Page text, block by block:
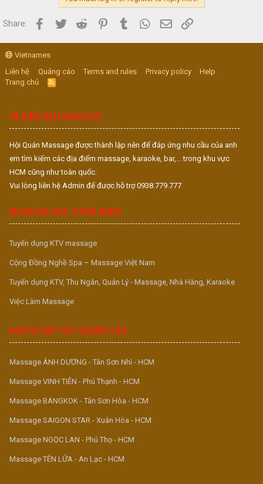
Share: Facebook
Twitter Reddit PinterestTumblr WhatsApp
Email
Vietnames
Liên hệ
Quảng cáo Terms and rules Privacy policy
Help
Trang chủ
R
S
VỀ DIỄN ĐÀN MASSAGE
Hội Quán Massage được thành lập nên để đáp ứng nhu cầu của anh
em tìm kiếm các địa điểm massage, karaoke, bar,... trong khu vực
HCM cũng như toàn quốc.
Vui lòng liên hệ Admin để được hỗ trợ 0938.779.777
MASSAGE VUA TUYỂN DỤNG
Tuyển dụng KTV massage
Cộng Đồng Nghề Spa – Massage Việt Nam
Tuyển dụng KTV, Thu Ngân, Quản Lý - Massage, Nhà Hàng, Karaoke
Việc Làm Massage
ĐƠN VỊ HỢP TÁC QUẢNG CÁO
Massage ÁNH DƯƠNG - Tân Sơn Nhì - HCM
Massage VINH TIÊN - Phú Thạnh - HCM
Massage BANGKOK - Tân Sơn Hòa - HCM
Massage SAIGON STAR - Xuân Hòa - HCM
Massage NGỌC LAN - Phú Thọ - HCM
Massage TÊN LỬA - An Lạc - HCM